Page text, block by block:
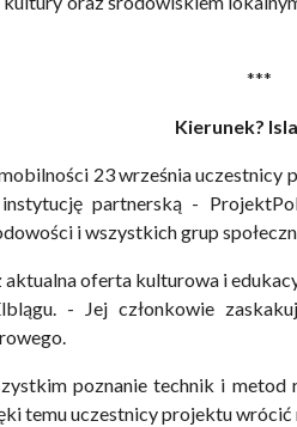
***
Kierunek?
23 września uczestnicy
partnerską -
i wszystkich grup
oferta kulturowa i
- Jej członkowie
poznanie technik i
temu uczestnicy projektu